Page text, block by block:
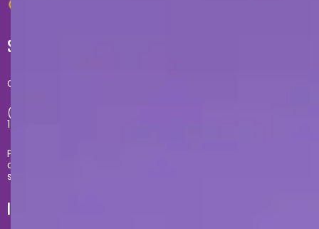
SUPORTE
Central de atendimento exclusivo do site:
(11) 2681-4020 - Segunda à sexta das 09h até às
17h
Problemas com sua compra no site, entre em
contato com
sacecommerce@zonacriativa.com.br
INSTITUCIONAL E AJUDA